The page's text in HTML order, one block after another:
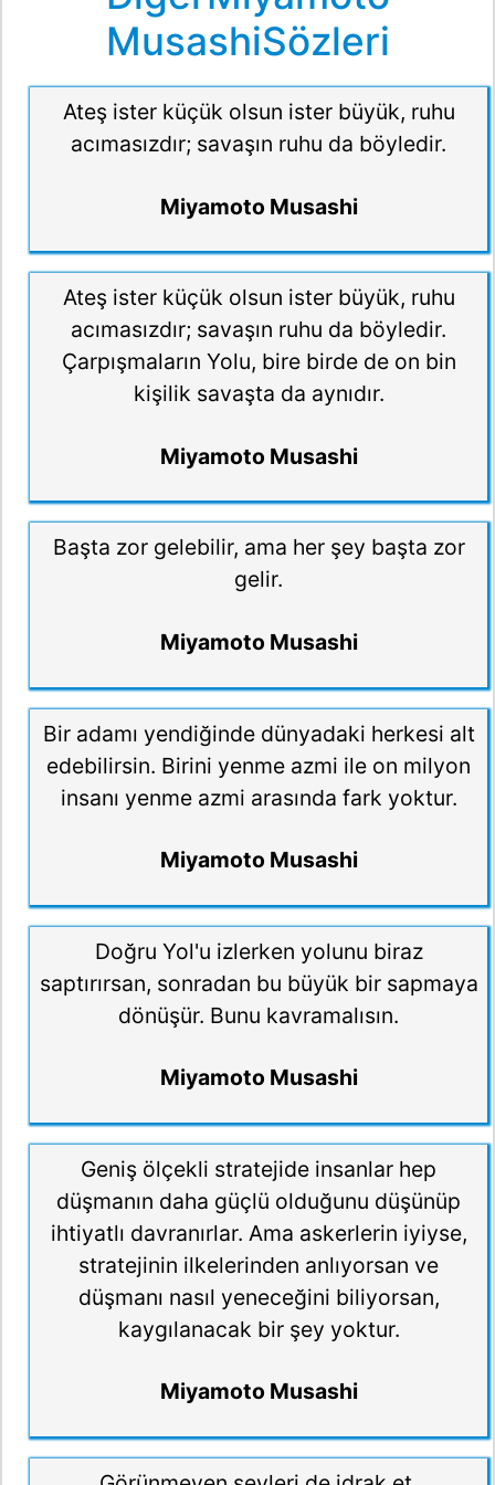
MusashiSözleri
Ateş ister küçük olsun ister büyük, ruhu
acımasızdır; savaşın ruhu da böyledir.
Miyamoto Musashi
Ateş ister küçük olsun ister büyük, ruhu
acımasızdır; savaşın ruhu da böyledir.
Çarpışmaların Yolu, bire birde de on bin
kişilik savaşta da aynıdır.
Miyamoto Musashi
Başta zor gelebilir, ama her şey başta zor
gelir.
Miyamoto Musashi
Bir adamı yendiğinde dünyadaki herkesi alt
edebilirsin. Birini yenme azmi ile on milyon
insanı yenme azmi arasında fark yoktur.
Miyamoto Musashi
Doğru Yol'u izlerken yolunu biraz
saptırırsan, sonradan bu bü­yük bir sapmaya
dönüşür. Bunu kavramalısın.
Miyamoto Musashi
Geniş ölçekli stratejide insanlar hep
düşmanın daha güçlü olduğunu düşünüp
ihtiyatlı davranırlar. Ama askerlerin iyiyse,
stratejinin ilkelerinden anlıyorsan ve
düşmanı nasıl yeneceğini biliyorsan,
kaygılanacak bir şey yoktur.
Miyamoto Musashi